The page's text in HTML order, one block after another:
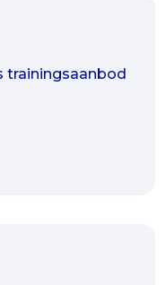
trainingsaanbod